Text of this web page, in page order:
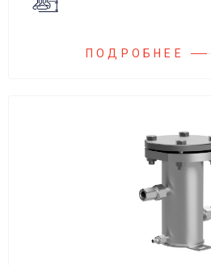
ПОДРОБНЕЕ